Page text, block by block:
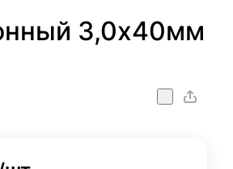
3,0х40мм